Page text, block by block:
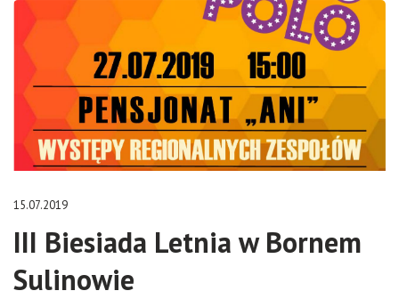
15.07.2019
III Biesiada Letnia w Bornem
Sulinowie